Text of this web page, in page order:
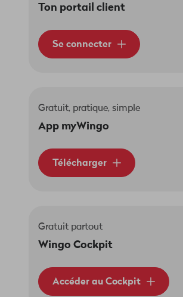
Ton portail client
Se connecter
Gratuit, pratique, simple
App myWingo
Télécharger
Gratuit partout
Wingo Cockpit
Accéder au Cockpit